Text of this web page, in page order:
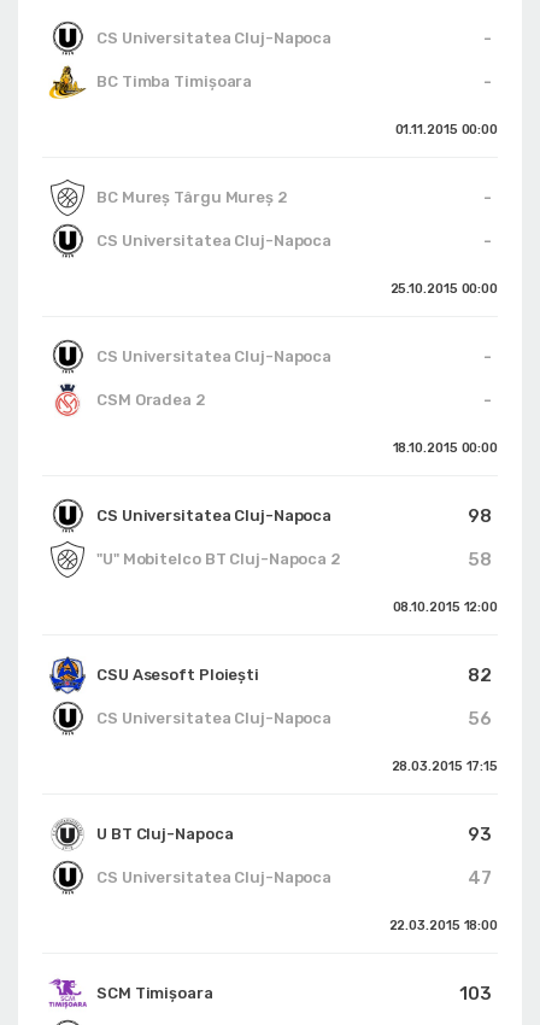
CS Universitatea Cluj-Napoca
-
-
BC Timba Timişoara
01.11.2015 00:00
BC Mureş Târgu Mureş 2
-
-
CS Universitatea Cluj-Napoca
25.10.2015 00:00
CS Universitatea Cluj-Napoca
-
-
CSM Oradea 2
18.10.2015 00:00
CS Universitatea Cluj-Napoca
98
58
"U" Mobitelco BT Cluj-Napoca 2
08.10.2015 12:00
CSU Asesoft Ploiești
82
56
CS Universitatea Cluj-Napoca
28.03.2015 17:15
U BT Cluj-Napoca
93
47
CS Universitatea Cluj-Napoca
22.03.2015 18:00
SCM Timișoara
103